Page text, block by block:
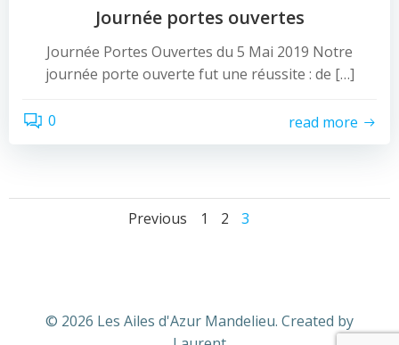
Journée portes ouvertes
Journée Portes Ouvertes du 5 Mai 2019 Notre
journée porte ouverte fut une réussite : de […]
0 read more
Posts
Previous
Posts
Page
1 Page
2 Page
3
© 2026 Les Ailes d'Azur Mandelieu. Created by